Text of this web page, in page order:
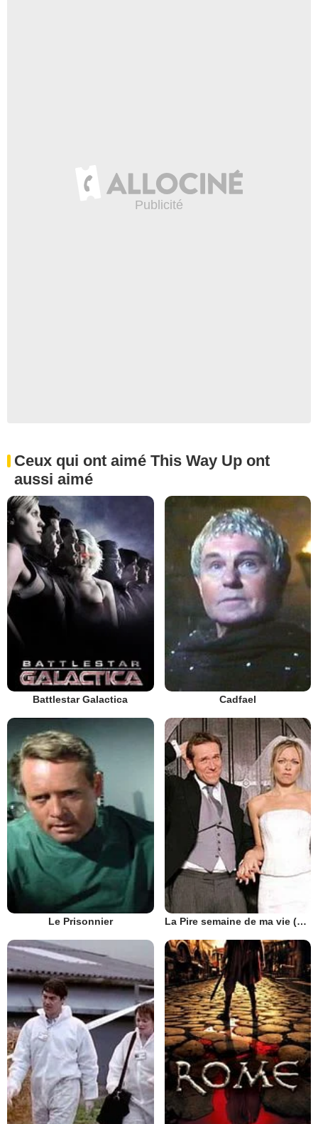
Ceux qui ont aimé This Way Up ont
aussi aimé
Battlestar Galactica Cadfael
Le Prisonnier La Pire semaine de ma vie (UK)